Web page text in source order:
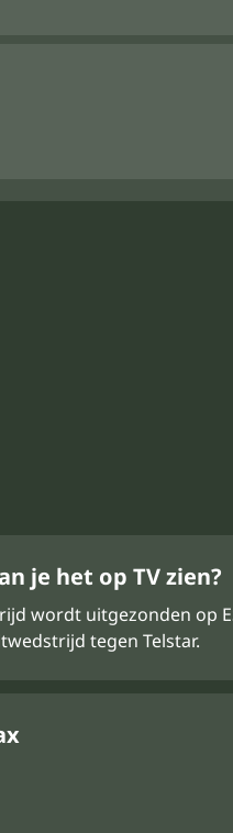
je het op TV zien?
wordt uitgezonden op
tegen Telstar.